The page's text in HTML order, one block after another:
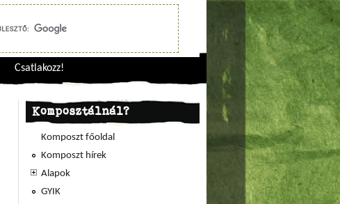
Csatlakozz!
Komposztálnál?
Komposzt főoldal
Komposzt hírek
Alapok
GYIK